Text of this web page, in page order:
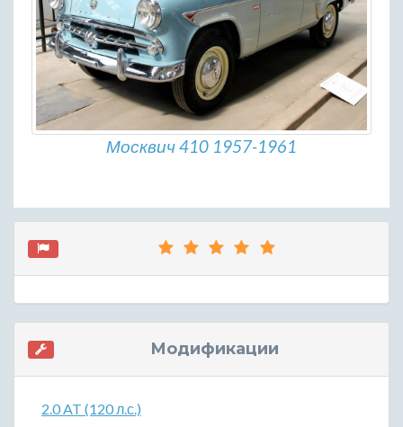
Москвич 410 1957-1961
Модификации
2.0 AT (120 л.с.)